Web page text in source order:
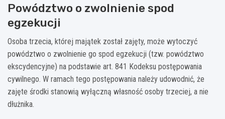
Powództwo o zwolnienie spod
egzekucji
Osoba trzecia, której majątek został zajęty, może wytoczyć
powództwo o zwolnienie go spod egzekucji (tzw. powództwo
ekscydencyjne) na podstawie art. 841 Kodeksu postępowania
cywilnego. W ramach tego postępowania należy udowodnić, że
zajęte środki stanowią wyłączną własność osoby trzeciej, a nie
dłużnika.